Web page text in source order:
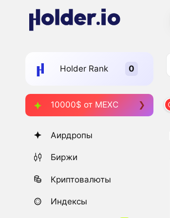
Holder Rank
10000$ от MEXC
Аирдропы
Биржи
Криптовалюты
Индексы